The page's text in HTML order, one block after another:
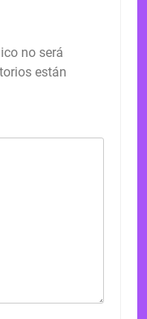
no será
están